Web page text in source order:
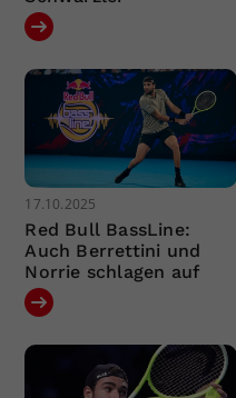
17.10.2025
Red Bull BassLine:
Auch Berrettini und
Norrie schlagen auf